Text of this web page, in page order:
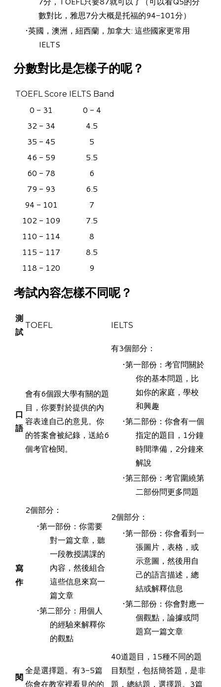
數對比，雅思7分大概是托福的94-101分）
英國，澳洲，紐西蘭，加拿大: 這些國家更常用
IELTS
分數對比是怎樣子的呢？
TOEFL Score IELTS Band
0 - 31
0 - 4
32 - 34
4.5
35 - 45
5
46 - 59
5.5
60 - 78
6
79 - 93
6.5
94 - 101
7
102 - 109
7.5
110 - 114
8
115 - 117
8.5
118 - 120
9
考試內容怎樣不同呢？
測
試
TOEFL IELTS
口
語
會有6個跟大學有關的題
目，你要對於提供的內
容表達自己的意見。你
的答案會被紀錄，送給6
個考官檢閱。
有3個部分：
第一部份：考官問關於
你的基本問題，比
如你的家庭，學校
和興趣
第二部份：你會有一個
指定的題目，1分鐘
時間準備，2分鐘來
解說
第三部份：考官圍繞第
二部份問更多問題
寫
作
2個部分：
第一部份：你需要
對一篇文章，聽
一段教授講課的
內容，然後組合
這些信息來寫一
篇文章
第二部分：用個人
的經驗來解釋你
的觀點
2個部分：
第一部份：你會看到一
張圖片，表格，或
示意圖，然後用自
己的語言描述，總
結或解釋信息
第二部份：你會對應一
個觀點，論據或問
題寫一篇文章
閱
全是選擇題。有3-5篇
你會在教室裡看見的的
40道題目，15種不同的題
目類型，包括簡答題，是非
題，總結題，選擇題。3篇